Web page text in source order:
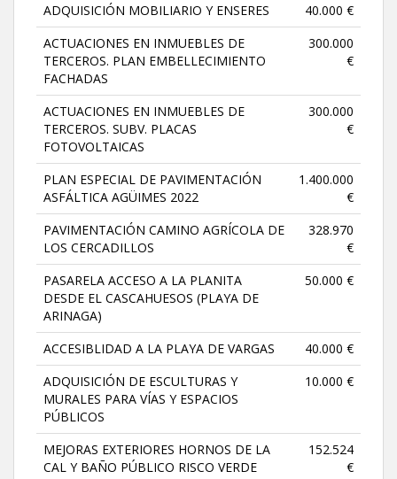
ADQUISICIÓN MOBILIARIO Y ENSERES
40.000 €
ACTUACIONES EN INMUEBLES DE
TERCEROS. PLAN EMBELLECIMIENTO
FACHADAS
300.000
€
ACTUACIONES EN INMUEBLES DE
TERCEROS. SUBV. PLACAS
FOTOVOLTAICAS
300.000
€
PLAN ESPECIAL DE PAVIMENTACIÓN
ASFÁLTICA AGÜIMES 2022
1.400.000
€
PAVIMENTACIÓN CAMINO AGRÍCOLA DE
LOS CERCADILLOS
328.970
€
PASARELA ACCESO A LA PLANITA
DESDE EL CASCAHUESOS (PLAYA DE
ARINAGA)
50.000 €
ACCESIBLIDAD A LA PLAYA DE VARGAS
40.000 €
ADQUISICIÓN DE ESCULTURAS Y
MURALES PARA VÍAS Y ESPACIOS
PÚBLICOS
10.000 €
MEJORAS EXTERIORES HORNOS DE LA
CAL Y BAÑO PÚBLICO RISCO VERDE
152.524
€